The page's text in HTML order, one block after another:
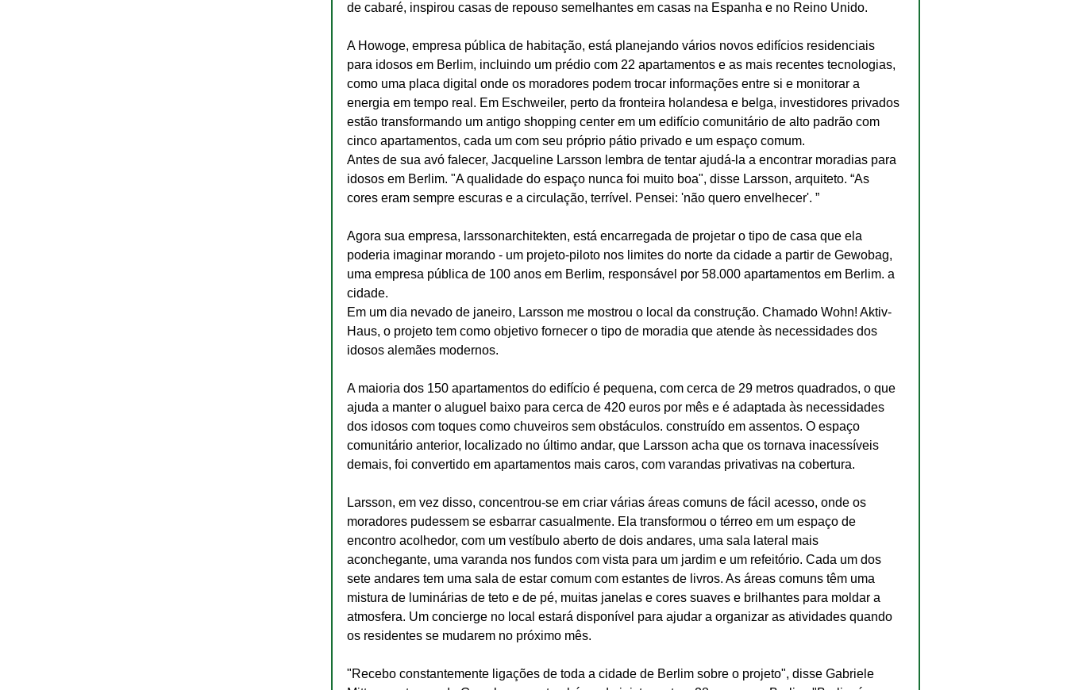
de cabaré, inspirou casas de repouso semelhantes em casas na Espanha e no Reino Unido.
A Howoge, empresa pública de habitação, está planejando vários novos edifícios residenciais
para idosos em Berlim, incluindo um prédio com 22 apartamentos e as mais recentes tecnologias,
como uma placa digital onde os moradores podem trocar informações entre si e monitorar a
energia em tempo real. Em Eschweiler, perto da fronteira holandesa e belga, investidores privados
estão transformando um antigo shopping center em um edifício comunitário de alto padrão com
cinco apartamentos, cada um com seu próprio pátio privado e um espaço comum.
Antes de sua avó falecer, Jacqueline Larsson lembra de tentar ajudá-la a encontrar moradias para
idosos em Berlim. "A qualidade do espaço nunca foi muito boa", disse Larsson, arquiteto. “As
cores eram sempre escuras e a circulação, terrível. Pensei: 'não quero envelhecer'. ”
Agora sua empresa, larssonarchitekten, está encarregada de projetar o tipo de casa que ela
poderia imaginar morando - um projeto-piloto nos limites do norte da cidade a partir de Gewobag,
uma empresa pública de 100 anos em Berlim, responsável por 58.000 apartamentos em Berlim. a
cidade.
Em um dia nevado de janeiro, Larsson me mostrou o local da construção. Chamado Wohn! Aktiv-
Haus, o projeto tem como objetivo fornecer o tipo de moradia que atende às necessidades dos
idosos alemães modernos.
A maioria dos 150 apartamentos do edifício é pequena, com cerca de 29 metros quadrados, o que
ajuda a manter o aluguel baixo para cerca de 420 euros por mês e é adaptada às necessidades
dos idosos com toques como chuveiros sem obstáculos. construído em assentos. O espaço
comunitário anterior, localizado no último andar, que Larsson acha que os tornava inacessíveis
demais, foi convertido em apartamentos mais caros, com varandas privativas na cobertura.
Larsson, em vez disso, concentrou-se em criar várias áreas comuns de fácil acesso, onde os
moradores pudessem se esbarrar casualmente. Ela transformou o térreo em um espaço de
encontro acolhedor, com um vestíbulo aberto de dois andares, uma sala lateral mais
aconchegante, uma varanda nos fundos com vista para um jardim e um refeitório. Cada um dos
sete andares tem uma sala de estar comum com estantes de livros. As áreas comuns têm uma
mistura de luminárias de teto e de pé, muitas janelas e cores suaves e brilhantes para moldar a
atmosfera. Um concierge no local estará disponível para ajudar a organizar as atividades quando
os residentes se mudarem no próximo mês.
"Recebo constantemente ligações de toda a cidade de Berlim sobre o projeto", disse Gabriele